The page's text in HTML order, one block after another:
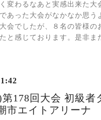
変わるなあと実感出来た大
あった大会がなかなか思う
会でしたが、８名の皆様の
と感じております。是非ま
178回大会 初級者
市エイトアリーナ